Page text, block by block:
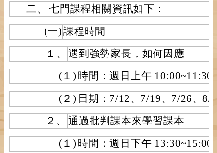
二、
七門課程相關資訊如下：
(一) 課程時間
１、
遇到強勢家長，如何因應
(１) 時間：週日上午 10:00~11:30
(２) 日期：7/12、7/19、7/26、8/
２、
通過批判課本來學習課本
(１) 時間：週日下午 13:30~15:00